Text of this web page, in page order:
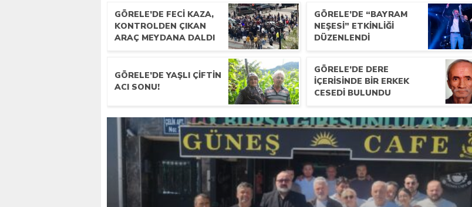
GÖRELE’DE FECI KAZA,
KONTROLDEN ÇIKAN
ARAÇ MEYDANA DALDI
GÖRELE’DE “BAYRAM
NEŞESI” ETKINLIĞI
DÜZENLENDI
GÖRELE’DE YAŞLI ÇIFTIN
ACI SONU!
GÖRELE’DE DERE
IÇERISINDE BIR ERKEK
CESEDI BULUNDU